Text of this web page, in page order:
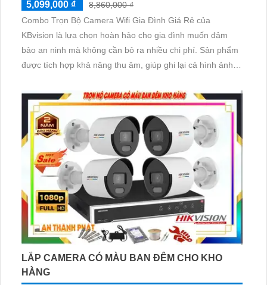
5,099,000 ₫
8,860,000 ₫
Combo Trọn Bộ Camera Wifi Gia Đình Giá Rẻ của
KBvision là lựa chọn hoàn hảo cho gia đình muốn đảm
bảo an ninh mà không cần bỏ ra nhiều chi phí. Sản phẩm
được tích hợp khả năng thu âm, giúp ghi lại cả hình ảnh
chiết khấu cao, Combo Trọn Bộ Camera Wifi Gia Đình
KBvision không chỉ mang lại hiệu suất tốt mà còn giúp tiết
kiệm chi phí
LẮP CAMERA CÓ MÀU BAN ĐÊM CHO KHO
HÀNG